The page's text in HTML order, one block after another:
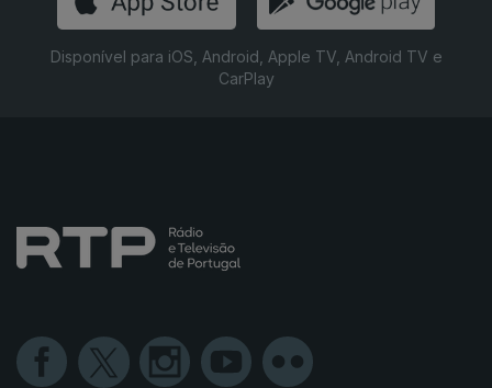
Disponível para iOS, Android, Apple TV, Android TV e
CarPlay